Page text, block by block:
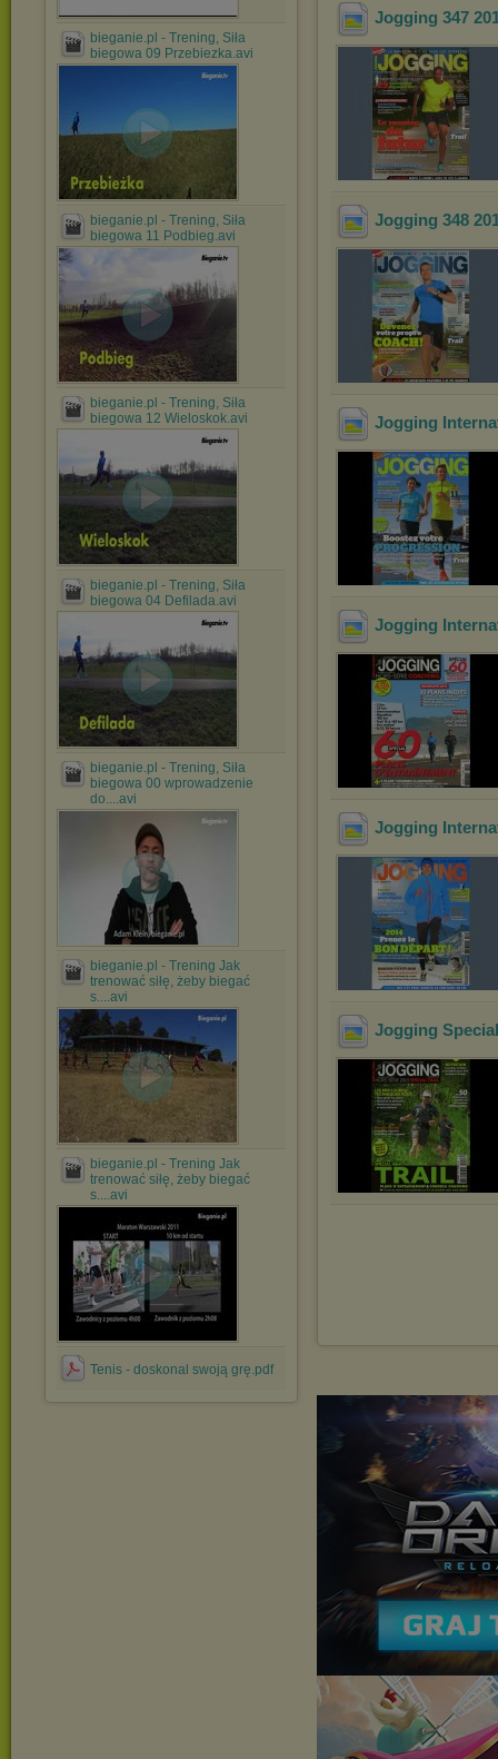
bieganie.pl - Trening, Siła
biegowa 09 Przebiezka.avi
bieganie.pl - Trening, Siła
biegowa 11 Podbieg.avi
bieganie.pl - Trening, Siła
biegowa 12 Wieloskok.avi
bieganie.pl - Trening, Siła
biegowa 04 Defilada.avi
bieganie.pl - Trening, Siła
biegowa 00 wprowadzenie
do....avi
bieganie.pl - Trening Jak
trenować siłę, żeby biegać
s....avi
bieganie.pl - Trening Jak
trenować siłę, żeby biegać
s....avi
Tenis - doskonal swoją grę.pdf
Jogging 347
Jogging 348
Jogging
Jogging
Jogging
Jogging